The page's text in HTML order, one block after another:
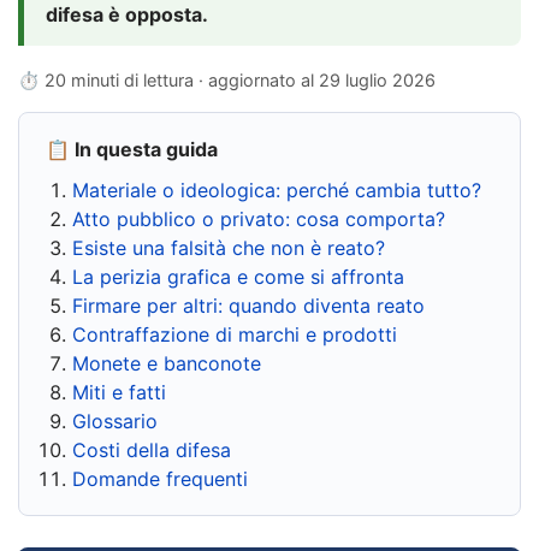
difesa è opposta.
⏱ 20 minuti di lettura · aggiornato al 29 luglio 2026
📋 In questa guida
Materiale o ideologica: perché cambia tutto?
Atto pubblico o privato: cosa comporta?
Esiste una falsità che non è reato?
La perizia grafica e come si affronta
Firmare per altri: quando diventa reato
Contraffazione di marchi e prodotti
Monete e banconote
Miti e fatti
Glossario
Costi della difesa
Domande frequenti